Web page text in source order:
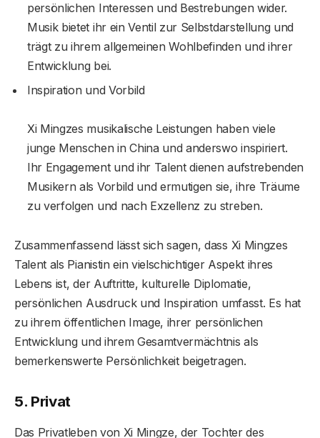
persönlichen Interessen und Bestrebungen wider.
Musik bietet ihr ein Ventil zur Selbstdarstellung und
trägt zu ihrem allgemeinen Wohlbefinden und ihrer
Entwicklung bei.
Inspiration und Vorbild
Xi Mingzes musikalische Leistungen haben viele
junge Menschen in China und anderswo inspiriert.
Ihr Engagement und ihr Talent dienen aufstrebenden
Musikern als Vorbild und ermutigen sie, ihre Träume
zu verfolgen und nach Exzellenz zu streben.
Zusammenfassend lässt sich sagen, dass Xi Mingzes
Talent als Pianistin ein vielschichtiger Aspekt ihres
Lebens ist, der Auftritte, kulturelle Diplomatie,
persönlichen Ausdruck und Inspiration umfasst. Es hat
zu ihrem öffentlichen Image, ihrer persönlichen
Entwicklung und ihrem Gesamtvermächtnis als
bemerkenswerte Persönlichkeit beigetragen.
5. Privat
Das Privatleben von Xi Mingze, der Tochter des